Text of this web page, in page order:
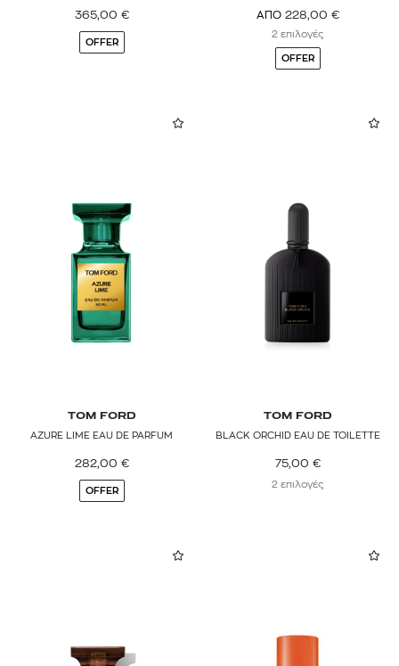
365,00 €
OFFER
ΑΠΟ 228,00 €
2 επιλογές
OFFER
TOM FORD
AZURE LIME EAU DE PARFUM
282,00 €
OFFER
TOM FORD
BLACK ORCHID EAU DE TOILETTE
75,00 €
2 επιλογές